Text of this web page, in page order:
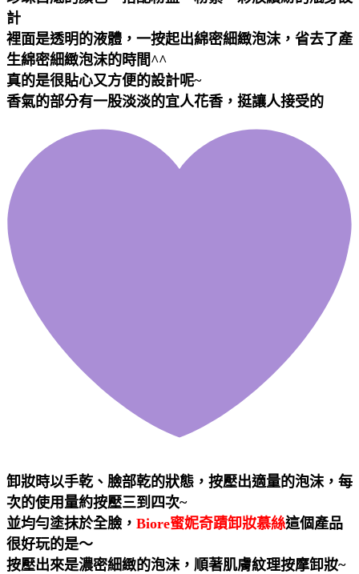
計
裡面是透明的液體，一按起出綿密細緻泡沫，省去了產
生綿密細緻泡沫的時間^^
真的是很貼心又方便的設計呢~
香氣的部分有一股淡淡的宜人花香，挺讓人接受的
卸妝時以手乾、臉部乾的狀態，按壓出適量的泡沫，每
次的使用量約按壓三到四次~
並均勻塗抹於全臉， Biore蜜妮奇蹟卸妝慕絲這個產品
很好玩的是～
按壓出來是濃密細緻的泡沫，順著肌膚紋理按摩卸妝~